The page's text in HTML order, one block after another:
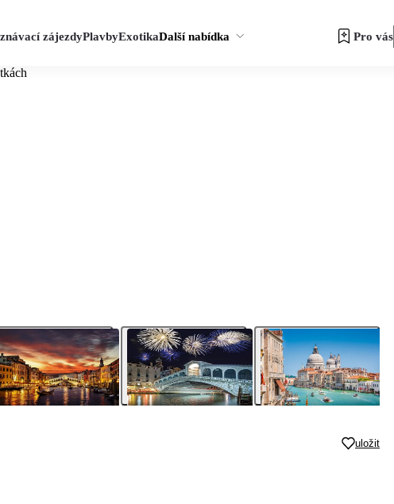
zájezdyPlavbyExotikaDalší nabídka Pro vás
uložit